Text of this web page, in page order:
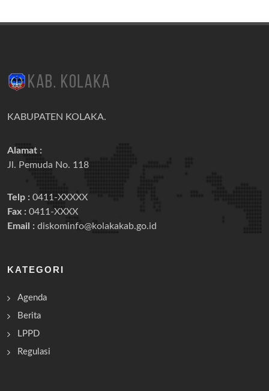
KABUPATEN KOLAKA.
Alamat :
Jl. Pemuda No. 118
Telp : 0411-XXXXX
Fax : 0411-XXXX
Email : diskominfo@kolakakab.go.id
KATEGORI
Agenda
Berita
LPPD
Regulasi